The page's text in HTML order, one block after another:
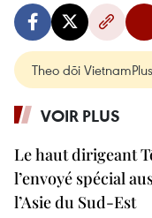
Theo dõi VietnamPlus
VOIR PLUS
Le haut dirigeant
l’envoyé spécial
l’Asie du Sud-Est